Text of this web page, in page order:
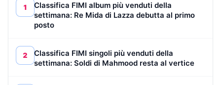
1
Classifica FIMI album più venduti della
settimana: Re Mida di Lazza debutta al primo
posto
2
Classifica FIMI singoli più venduti della
settimana: Soldi di Mahmood resta al vertice